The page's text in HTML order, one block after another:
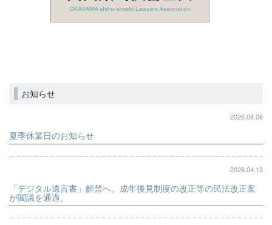
お知らせ
2026.08.06
夏季休業日のお知らせ
2026.04.13
「デジタル遺言書」解禁へ。成年後見制度の改正等の民法改正案
が閣議を通過。